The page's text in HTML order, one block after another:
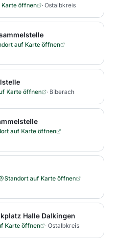
Karte öffnen · Ostalbkreis
auf Karte öffnen
Karte öffnen · Biberach
auf Karte öffnen
Standort auf Karte öffnen
Halle Dalkingen
Karte öffnen · Ostalbkreis